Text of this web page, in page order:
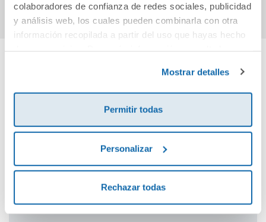
colaboradores de confianza de redes sociales, publicidad
y análisis web, los cuales pueden combinarla con otra
información recopilada a partir del uso que hayas hecho
Mostrar detalles
Permitir todas
Personalizar
Rechazar todas
Cuéntanos tu opinión
¡Sé el primero en valorar este producto!
Debes iniciar sesión para poder valorarlo